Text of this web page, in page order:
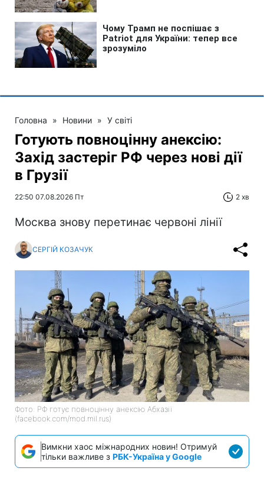
Головна » Новини » У світі
Готують повноцінну анексію:
Захід застеріг РФ через нові дії
в Грузії
22:50 07.08.2026 Пт 2 хв
Москва знову перетинає червоні лінії
СЕРГІЙ КОЗАЧУК
Фото: РФ готує повноцінну анексію Абхазії
(facebook.com/mod.mil.rus)
Вимкни хаос міжнародних новин! Отримуй
тільки важливе з РБК-Україна у Google